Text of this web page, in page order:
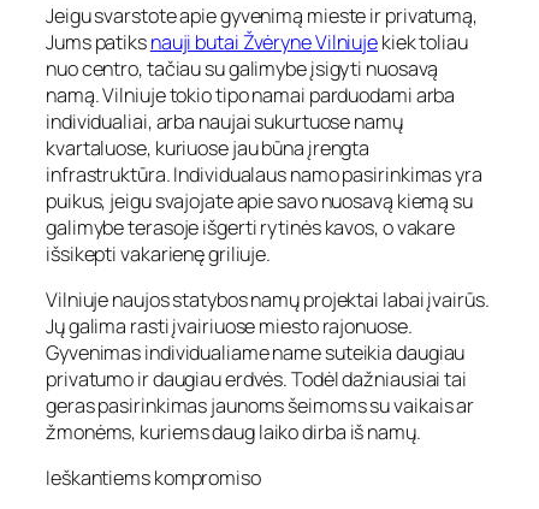
Jeigu svarstote apie gyvenimą mieste ir privatumą,
Jums patiksnauji butai Žvėryne Vilniujekiek toliau
nuo centro, tačiau su galimybe įsigyti nuosavą
namą. Vilniuje tokio tipo namai parduodami arba
individualiai, arba naujai sukurtuose namų
kvartaluose, kuriuose jau būna įrengta
infrastruktūra. Individualaus namo pasirinkimas yra
puikus, jeigu svajojate apie savo nuosavą kiemą su
galimybe terasoje išgerti rytinės kavos, o vakare
išsikepti vakarienę griliuje.
Vilniuje naujos statybos namų projektai labai įvairūs.
Jų galima rasti įvairiuose miesto rajonuose.
Gyvenimas individualiame name suteikia daugiau
privatumo ir daugiau erdvės. Todėl dažniausiai tai
geras pasirinkimas jaunoms šeimoms su vaikais ar
žmonėms, kuriems daug laiko dirba iš namų.
Ieškantiems kompromiso